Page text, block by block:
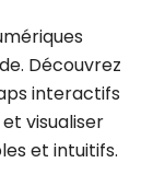
Découvrez
interactifs
visualiser
et intuitifs.